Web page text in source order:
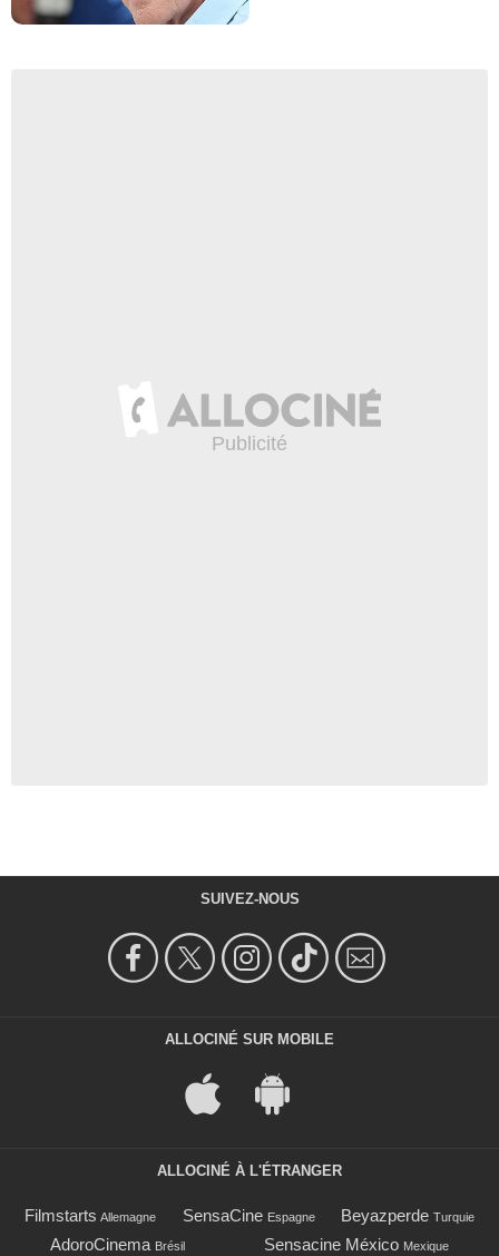
SUIVEZ-NOUS
ALLOCINÉ SUR MOBILE
ALLOCINÉ À L'ÉTRANGER
Filmstarts Allemagne SensaCine Espagne Beyazperde Turquie
AdoroCinema Brésil Sensacine México Mexique